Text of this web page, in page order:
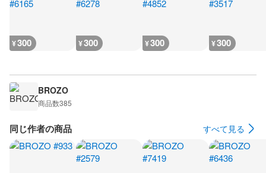
¥300 ¥300 ¥300 ¥300
BROZO
商品数385
同じ作者の商品 すべて見る